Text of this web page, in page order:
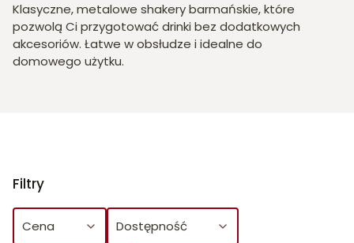
Klasyczne, metalowe shakery barmańskie, które
pozwolą Ci przygotować drinki bez dodatkowych
akcesoriów. Łatwe w obsłudze i idealne do
domowego użytku.
Filtry
Cena Dostępność